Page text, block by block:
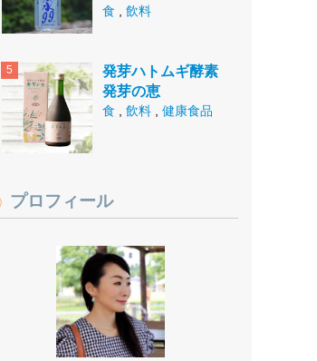
食 飲料
発芽ハトムギ酵素
発芽の恵
食 飲料 健康食品
プロフィール